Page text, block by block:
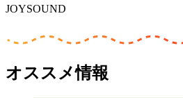
JOYSOUND
オススメ情報